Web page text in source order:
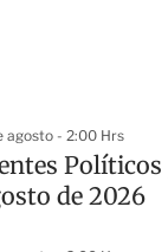
agosto - 2:00 Hrs
Políticos
de 2026